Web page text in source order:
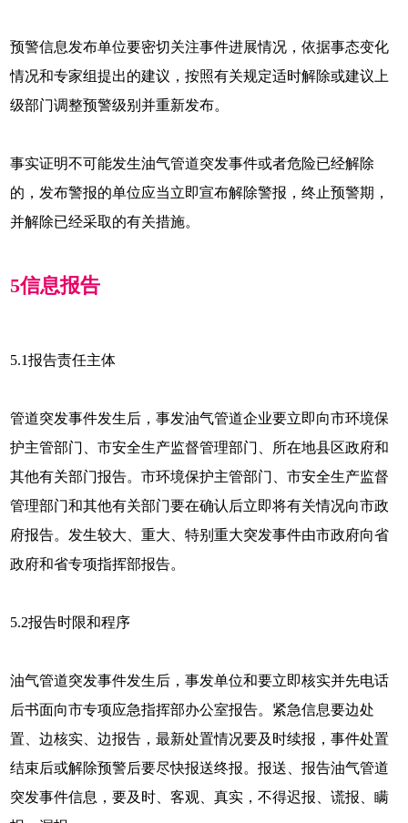
预警信息发布单位要密切关注事件进展情况，依据事态变化
情况和专家组提出的建议，按照有关规定适时解除或建议上
级部门调整预警级别并重新发布。
事实证明不可能发生油气管道突发事件或者危险已经解除
的，发布警报的单位应当立即宣布解除警报，终止预警期，
并解除已经采取的有关措施。
5信息报告
5.1报告责任主体
管道突发事件发生后，事发油气管道企业要立即向市环境保
护主管部门、市安全生产监督管理部门、所在地县区政府和
其他有关部门报告。市环境保护主管部门、市安全生产监督
管理部门和其他有关部门要在确认后立即将有关情况向市政
府报告。发生较大、重大、特别重大突发事件由市政府向省
政府和省专项指挥部报告。
5.2报告时限和程序
油气管道突发事件发生后，事发单位和要立即核实并先电话
后书面向市专项应急指挥部办公室报告。紧急信息要边处
置、边核实、边报告，最新处置情况要及时续报，事件处置
结束后或解除预警后要尽快报送终报。报送、报告油气管道
突发事件信息，要及时、客观、真实，不得迟报、谎报、瞒